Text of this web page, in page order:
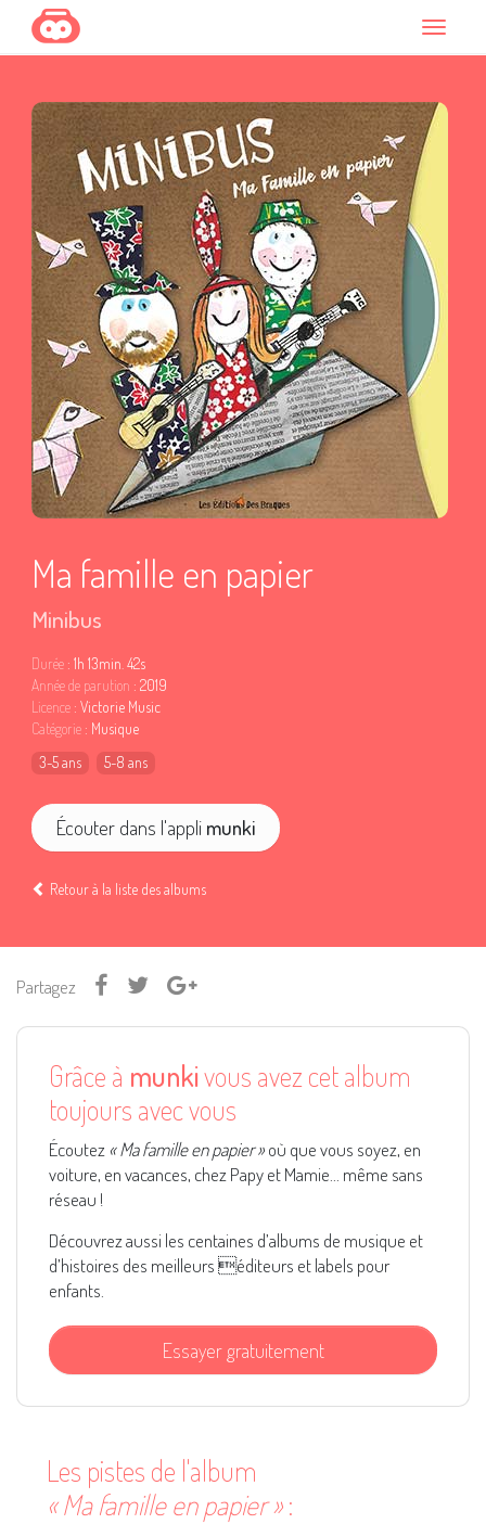
Ma famille en papier
Minibus
Durée : 1h 13min. 42s
Année de parution : 2019
Licence : Victorie Music
Catégorie : Musique
3-5 ans
5-8 ans
Écouter dans l'appli munki
Retour à la liste des albums
Partagez
Grâce à munkivous avez cet album
toujours avec vous
Écoutez « Ma famille en papier »où que vous soyez, en
voiture, en vacances, chez Papy et Mamie... même sans
réseau !
Découvrez aussi les centaines d’albums de musique et
d’histoires des meilleurs éditeurs et labels pour
enfants.
Essayer gratuitement
Les pistes de l'album
« Ma famille en papier »: